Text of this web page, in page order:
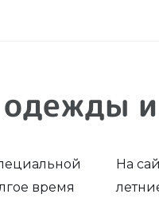
время
На